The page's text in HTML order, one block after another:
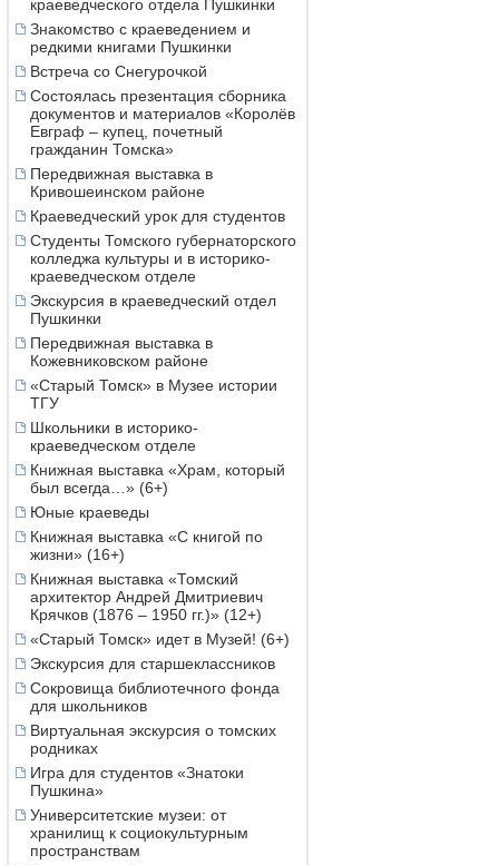
краеведческого отдела Пушкинки
Знакомство с краеведением и
редкими книгами Пушкинки
Встреча со Снегурочкой
Состоялась презентация сборника
документов и материалов «Королёв
Евграф – купец, почетный
гражданин Томска»
Передвижная выставка в
Кривошеинском районе
Краеведческий урок для студентов
Студенты Томского губернаторского
колледжа культуры и в историко-
краеведческом отделе
Экскурсия в краеведческий отдел
Пушкинки
Передвижная выставка в
Кожевниковском районе
«Старый Томск» в Музее истории
ТГУ
Школьники в историко-
краеведческом отделе
Книжная выставка «Храм, который
был всегда…» (6+)
Юные краеведы
Книжная выставка «С книгой по
жизни» (16+)
Книжная выставка «Томский
архитектор Андрей Дмитриевич
Крячков (1876 – 1950 гг.)» (12+)
«Старый Томск» идет в Музей! (6+)
Экскурсия для старшеклассников
Сокровища библиотечного фонда
для школьников
Виртуальная экскурсия о томских
родниках
Игра для студентов «Знатоки
Пушкина»
Университетские музеи: от
хранилищ к социокультурным
пространствам